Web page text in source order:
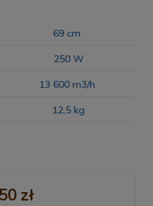
69 cm
250 W
13 600 m3/h
12,5 kg
zł